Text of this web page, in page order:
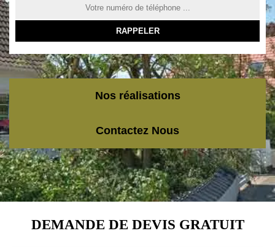
Nos réalisations
Contactez Nous
DEMANDE DE DEVIS GRATUIT